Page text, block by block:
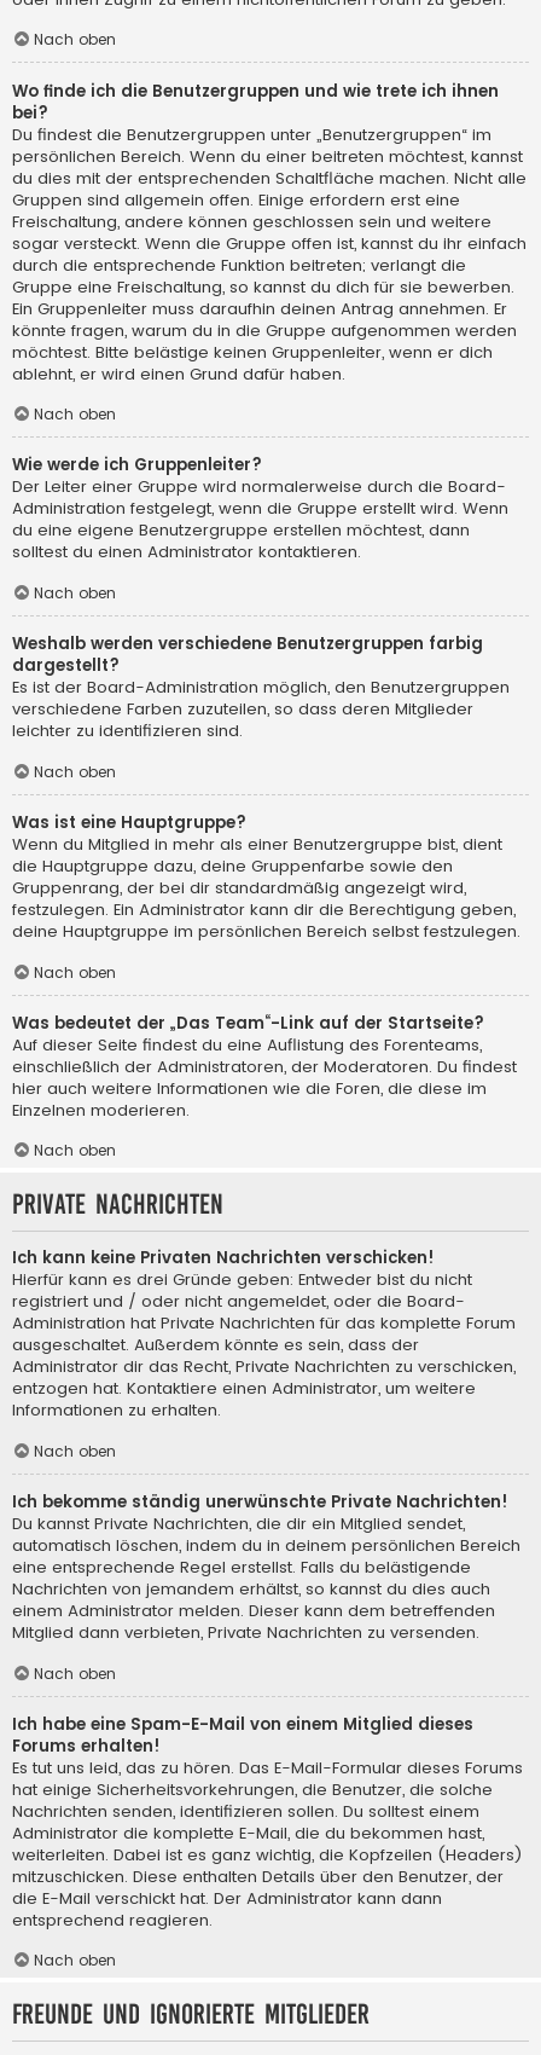
Nach oben
Wo finde ich die Benutzergruppen und wie trete ich ihnen
bei?
Du findest die Benutzergruppen unter „Benutzergruppen“ im
persönlichen Bereich. Wenn du einer beitreten möchtest, kannst
du dies mit der entsprechenden Schaltfläche machen. Nicht alle
Gruppen sind allgemein offen. Einige erfordern erst eine
Freischaltung, andere können geschlossen sein und weitere
sogar versteckt. Wenn die Gruppe offen ist, kannst du ihr einfach
durch die entsprechende Funktion beitreten; verlangt die
Gruppe eine Freischaltung, so kannst du dich für sie bewerben.
Ein Gruppenleiter muss daraufhin deinen Antrag annehmen. Er
könnte fragen, warum du in die Gruppe aufgenommen werden
möchtest. Bitte belästige keinen Gruppenleiter, wenn er dich
ablehnt, er wird einen Grund dafür haben.
Nach oben
Wie werde ich Gruppenleiter?
Der Leiter einer Gruppe wird normalerweise durch die Board-
Administration festgelegt, wenn die Gruppe erstellt wird. Wenn
du eine eigene Benutzergruppe erstellen möchtest, dann
solltest du einen Administrator kontaktieren.
Nach oben
Weshalb werden verschiedene Benutzergruppen farbig
dargestellt?
Es ist der Board-Administration möglich, den Benutzergruppen
verschiedene Farben zuzuteilen, so dass deren Mitglieder
leichter zu identifizieren sind.
Nach oben
Was ist eine Hauptgruppe?
Wenn du Mitglied in mehr als einer Benutzergruppe bist, dient
die Hauptgruppe dazu, deine Gruppenfarbe sowie den
Gruppenrang, der bei dir standardmäßig angezeigt wird,
festzulegen. Ein Administrator kann dir die Berechtigung geben,
deine Hauptgruppe im persönlichen Bereich selbst festzulegen.
Nach oben
Was bedeutet der „Das Team“-Link auf der Startseite?
Auf dieser Seite findest du eine Auflistung des Forenteams,
einschließlich der Administratoren, der Moderatoren. Du findest
hier auch weitere Informationen wie die Foren, die diese im
Einzelnen moderieren.
Nach oben
Private Nachrichten
Ich kann keine Privaten Nachrichten verschicken!
Hierfür kann es drei Gründe geben: Entweder bist du nicht
registriert und / oder nicht angemeldet, oder die Board-
Administration hat Private Nachrichten für das komplette Forum
ausgeschaltet. Außerdem könnte es sein, dass der
Administrator dir das Recht, Private Nachrichten zu verschicken,
entzogen hat. Kontaktiere einen Administrator, um weitere
Informationen zu erhalten.
Nach oben
Ich bekomme ständig unerwünschte Private Nachrichten!
Du kannst Private Nachrichten, die dir ein Mitglied sendet,
automatisch löschen, indem du in deinem persönlichen Bereich
eine entsprechende Regel erstellst. Falls du belästigende
Nachrichten von jemandem erhältst, so kannst du dies auch
einem Administrator melden. Dieser kann dem betreffenden
Mitglied dann verbieten, Private Nachrichten zu versenden.
Nach oben
Ich habe eine Spam-E-Mail von einem Mitglied dieses
Forums erhalten!
Es tut uns leid, das zu hören. Das E-Mail-Formular dieses Forums
hat einige Sicherheitsvorkehrungen, die Benutzer, die solche
Nachrichten senden, identifizieren sollen. Du solltest einem
Administrator die komplette E-Mail, die du bekommen hast,
weiterleiten. Dabei ist es ganz wichtig, die Kopfzeilen (Headers)
mitzuschicken. Diese enthalten Details über den Benutzer, der
die E-Mail verschickt hat. Der Administrator kann dann
entsprechend reagieren.
Nach oben
Freunde und ignorierte Mitglieder